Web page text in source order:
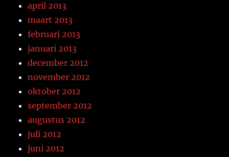
april 2013
maart 2013
februari 2013
januari 2013
december 2012
november 2012
oktober 2012
september 2012
augustus 2012
juli 2012
juni 2012